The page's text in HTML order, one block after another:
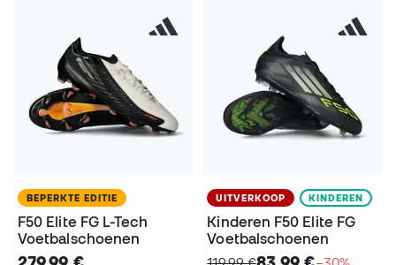
BEPERKTE EDITIE
F50 Elite FG L-Tech
Voetbalschoenen
UITVERKOOP KINDEREN
Kinderen F50 Elite FG
Voetbalschoenen